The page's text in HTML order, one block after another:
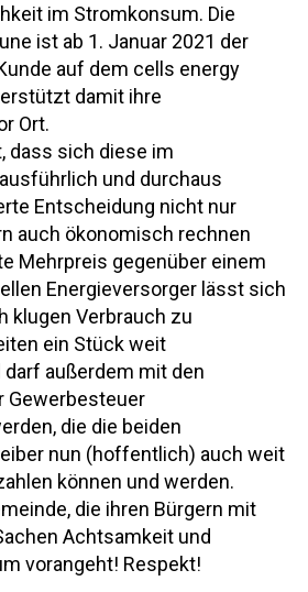
im Stromkonsum. Die
ist ab 1. Januar 2021 der
auf dem cells energy
damit ihre
Ort.
dass sich diese im
und durchaus
Entscheidung nicht nur
auch ökonomisch rechnen
Mehrpreis gegenüber einem
Energieversorger lässt sich
klugen Verbrauch zu
ein Stück weit
außerdem mit den
Gewerbesteuer
die die beiden
nun (hoffentlich) auch weit
können und werden.
die ihren Bürgern mit
Achtsamkeit und
vorangeht! Respekt!